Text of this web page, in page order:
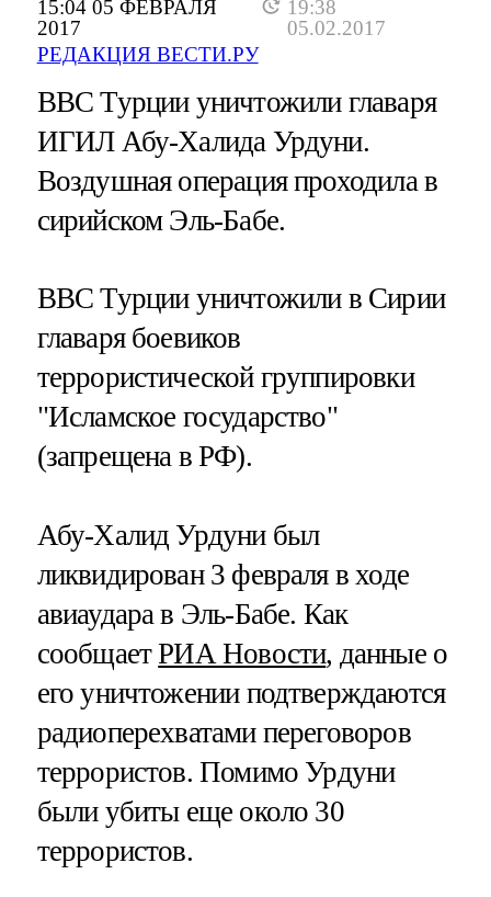
15:04 05 ФЕВРАЛЯ
2017
19:38
05.02.2017
РЕДАКЦИЯ ВЕСТИ.РУ
ВВС Турции уничтожили главаря
ИГИЛ Абу-Халида Урдуни.
Воздушная операция проходила в
сирийском Эль-Бабе.
ВВС Турции уничтожили в Сирии
главаря боевиков
террористической группировки
"Исламское государство"
(запрещена в РФ).
Абу-Халид Урдуни был
ликвидирован 3 февраля в ходе
авиаудара в Эль-Бабе. Как
сообщаетРИА Новости, данные о
его уничтожении подтверждаются
радиоперехватами переговоров
террористов. Помимо Урдуни
были убиты еще около 30
террористов.